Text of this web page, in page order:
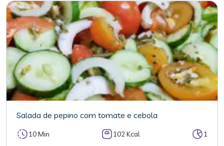
Salada de pepino com tomate e cebola
10 Min 102 Kcal 1